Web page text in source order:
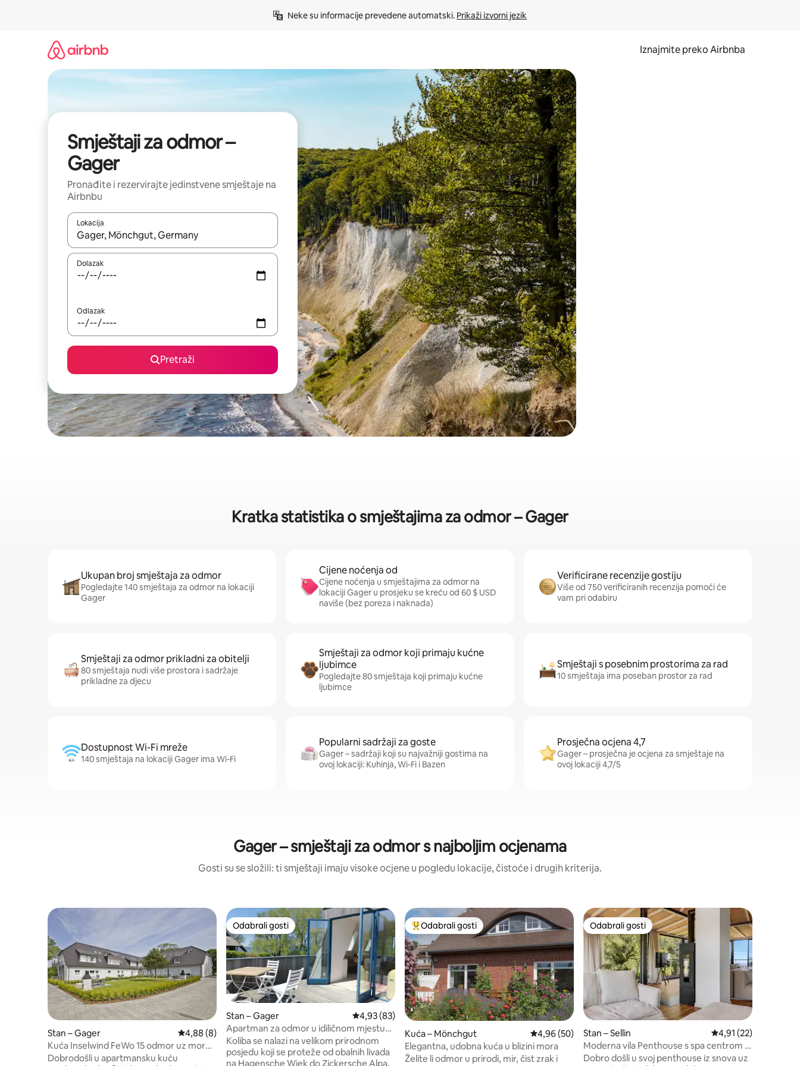
Neke su informacije prevedene automatski. Prikaži izvorni jezik
Iznajmite preko Airbnba
Smještaji za odmor –
Gager
Pronađite i rezervirajte jedinstvene smještaje na
Airbnbu
Lokacija
Kada budu dostupni rezultati, moći ćete ih pregledati koristeći se strelicama prema gore i prema dolje, kao i dodirom ili prelaskom prstom po zaslonu.
Dolazak
Odlazak
Pretraži
Kratka statistika o smještajima za odmor – Gager
Ukupan broj smještaja za odmor
Pogledajte 140 smještaja za odmor na lokaciji
Gager
Cijene noćenja od
Cijene noćenja u smještajima za odmor na
lokaciji Gager u prosjeku se kreću od 60 $ USD
naviše (bez poreza i naknada)
Verificirane recenzije gostiju
Više od 750 verificiranih recenzija pomoći će
vam pri odabiru
Smještaji za odmor prikladni za obitelji
80 smještaja nudi više prostora i sadržaje
prikladne za djecu
Smještaji za odmor koji primaju kućne
ljubimce
Pogledajte 80 smještaja koji primaju kućne
ljubimce
Smještaji s posebnim prostorima za rad
10 smještaja ima poseban prostor za rad
Dostupnost Wi-Fi mreže
140 smještaja na lokaciji Gager ima Wi-Fi
Popularni sadržaji za goste
Gager – sadržaji koji su najvažniji gostima na
ovoj lokaciji: Kuhinja, Wi-Fi i Bazen
Prosječna ocjena 4,7
Gager – prosječna je ocjena za smještaje na
ovoj lokaciji 4,7/5
Gager – smještaji za odmor s najboljim ocjenama
Gosti su se složili: ti smještaji imaju visoke ocjene u pogledu lokacije, čistoće i drugih kriterija.
Stan – Gager Prosječna ocjena: 4,88/5, recenzija: 8
4,88 (8)
Kuća Inselwind FeWo 15 odmor uz more:
balkon, vrt
Dobrodošli u apartmansku kuću
Odabrali gosti
Odabrali gosti
Stan – Gager Prosječna ocjena: 4,93/5, recenzija: 83
4,93 (83)
Apartman za odmor u idiličnom mjestu
uz vodu – čista priroda
Koliba se nalazi na velikom prirodnom
posjedu koji se proteže od obalnih livada
na Hagensche Wiek do Zickersche Alpa.
Među najviše rangiranima s oznakom „Odabrali gosti”
Odabrali gosti
Kuća – Mönchgut Prosječna ocjena: 4,96/5, recenzija: 50
4,96 (50)
Elegantna, udobna kuća u blizini mora
Želite li odmor u prirodi, mir, čist zrak i
Odabrali gosti
Odabrali gosti
Stan – Sellin Prosječna ocjena:
4,91 (22)
Moderna vila Penthouse s spa centrom i
pogledom na ocean
Dobro došli u svoj penthouse iz snova uz